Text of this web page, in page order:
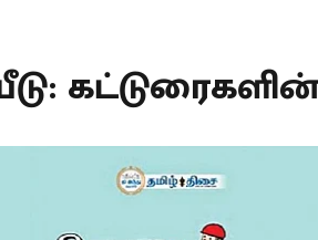
கட்டுரைகளின்